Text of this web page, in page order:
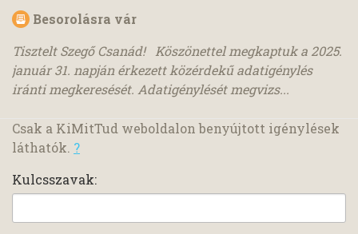
Besorolásra vár
Tisztelt Szegő Csanád! Köszönettel megkaptuk a 2025.
január 31. napján érkezett közérdekű adatigénylés
iránti megkeresését. Adatigénylését megvizs...
Csak a KiMitTud weboldalon benyújtott igénylések
láthatók. ?
Kulcsszavak: